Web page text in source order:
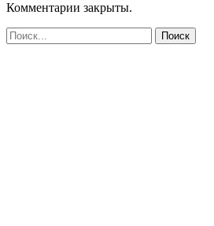
Комментарии закрыты.